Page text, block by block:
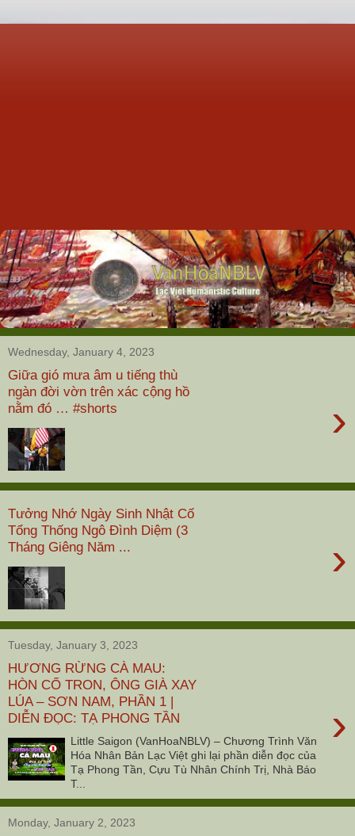
Wednesday, January 4, 2023
Giữa gió mưa âm u tiếng thù
ngàn đời vờn trên xác cộng hồ
nằm đó … #shorts
›
Tưởng Nhớ Ngày Sinh Nhật Cố
Tổng Thống Ngô Đình Diệm (3
Tháng Giêng Năm ...
›
Tuesday, January 3, 2023
HƯƠNG RỪNG CÀ MAU:
HÒN CỔ TRON, ÔNG GIÀ XAY
LÚA – SƠN NAM, PHẦN 1 |
DIỄN ĐỌC: TẠ PHONG TẦN
›
Little Saigon (VanHoaNBLV) – Chương Trình Văn
Hóa Nhân Bản Lạc Việt ghi lại phần diễn đọc của
Tạ Phong Tần, Cựu Tù Nhân Chính Trị, Nhà Báo
T...
Monday, January 2, 2023